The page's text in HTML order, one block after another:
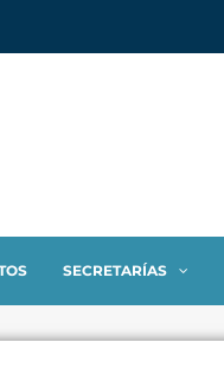
SECRETARÍAS